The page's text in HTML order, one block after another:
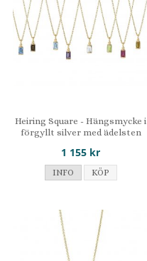
Heiring Square - Hängsmycke i
förgyllt silver med ädelsten
1 155 kr
INFO KÖP